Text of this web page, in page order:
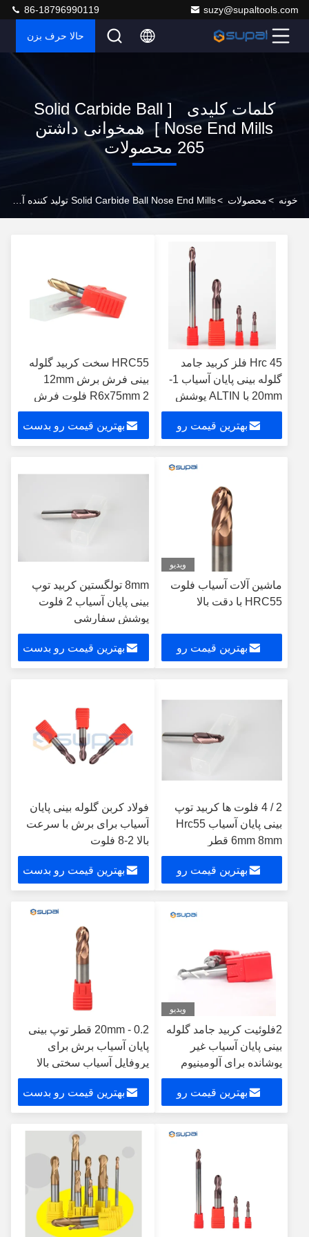
suzy@supaltools.com
86-18796990119
حالا حرف بزن
کلمات کلیدی [ Solid Carbide Ball
Nose End Mills ] همخوانی داشتن
265 محصولات
خونه >محصولات >
45 Hrc فلز کربید جامد
گلوله بینی پایان آسیاب 1-
20mm با ALTIN پوشش
سیاه
بهترین قیمت رو
HRC55 سخت کربید گلوله
بینی فرش برش 12mm
R6x75mm 2 فلوت فرش
برش برای کار با چوب
بهترین قیمت رو بدست
ویدیو
ماشین آلات آسیاب فلوت
HRC55 با دقت بالا
بهترین قیمت رو
8mm تولگستین کربید توپ
بینی پایان آسیاب 2 فلوت
پوشش سفارشی
بهترین قیمت رو بدست
2 / 4 فلوت ها کربید توپ
بینی پایان آسیاب Hrc55
6mm 8mm قطر
بهترین قیمت رو
فولاد کربن گلوله بینی پایان
آسیاب برای برش با سرعت
بالا 2-8 فلوت
بهترین قیمت رو بدست
ویدیو
2فلوئیت کربید جامد گلوله
بینی پایان آسیاب غیر
پوشانده برای آلومینیوم
بهترین قیمت رو
0.2 - 20mm قطر توپ بینی
پایان آسیاب برش برای
پروفایل آسیاب سختی بالا
بهترین قیمت رو بدست